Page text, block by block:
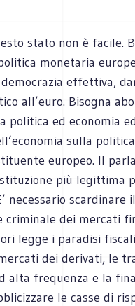
stato non è facile.
mone­ta­ria
effet­tiva,
all’euro. Biso­gna
poli­tica ed eco­no­mia
sulla
europeo. Il
più legit­tima
neces­sa­rio scar­di­nare
cri­mi­nale dei mer­cati
legge i para­disi
dei deri­vati, le
alta fre­quenza e la
le casse di